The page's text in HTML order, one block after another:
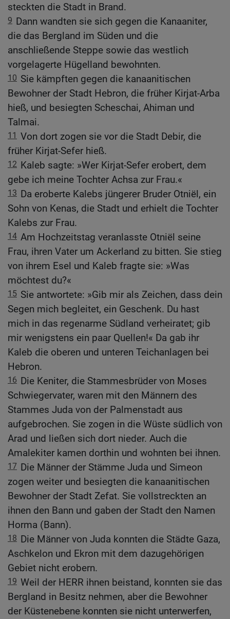
steckten die Stadt in Brand.
9 Dann wandten sie sich gegen die Kanaaniter,
die das Bergland im Süden und die
anschließende Steppe sowie das westlich
vorgelagerte Hügelland bewohnten.
10 Sie kämpften gegen die kanaanitischen
Bewohner der Stadt Hebron, die früher Kirjat-Arba
hieß, und besiegten Scheschai, Ahiman und
Talmai.
11 Von dort zogen sie vor die Stadt Debir, die
früher Kirjat-Sefer hieß.
12 Kaleb sagte: »Wer Kirjat-Sefer erobert, dem
gebe ich meine Tochter Achsa zur Frau.«
13 Da eroberte Kalebs jüngerer Bruder Otniël, ein
Sohn von Kenas, die Stadt und erhielt die Tochter
Kalebs zur Frau.
14 Am Hochzeitstag veranlasste Otniël seine
Frau, ihren Vater um Ackerland zu bitten. Sie stieg
von ihrem Esel und Kaleb fragte sie: »Was
möchtest du?«
15 Sie antwortete: »Gib mir als Zeichen, dass dein
Segen mich begleitet, ein Geschenk. Du hast
mich in das regenarme Südland verheiratet; gib
mir wenigstens ein paar Quellen!« Da gab ihr
Kaleb die oberen und unteren Teichanlagen bei
Hebron.
16 Die Keniter, die Stammesbrüder von Moses
Schwiegervater, waren mit den Männern des
Stammes Juda von der Palmenstadt aus
aufgebrochen. Sie zogen in die Wüste südlich von
Arad und ließen sich dort nieder. Auch die
Amalekiter kamen dorthin und wohnten bei ihnen.
17 Die Männer der Stämme Juda und Simeon
zogen weiter und besiegten die kanaanitischen
Bewohner der Stadt Zefat. Sie vollstreckten an
ihnen den Bann und gaben der Stadt den Namen
Horma (Bann).
18 Die Männer von Juda konnten die Städte Gaza,
Aschkelon und Ekron mit dem dazugehörigen
Gebiet nicht erobern.
19 Weil der HERR ihnen beistand, konnten sie das
Bergland in Besitz nehmen, aber die Bewohner
der Küstenebene konnten sie nicht unterwerfen,